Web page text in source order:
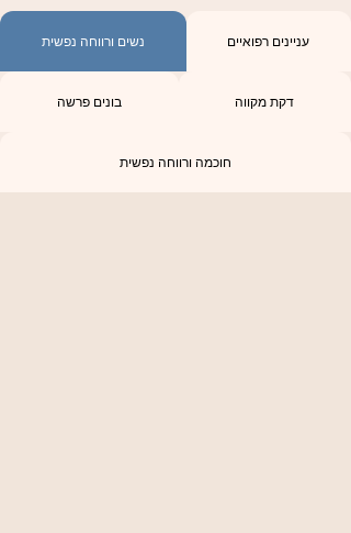
נשים ורווחה נפשית עניינים רפואיים
בונים פרשה דקת מקווה
חוכמה ורווחה נפשית